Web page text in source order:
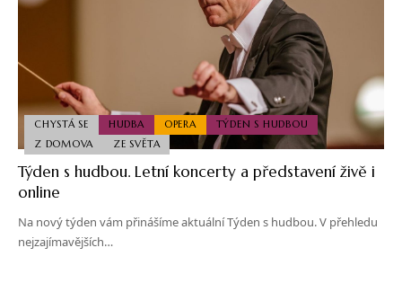
CHYSTÁ SE HUDBA OPERA
TÝDEN S HUDBOU
Z DOMOVA
ZE SVĚTA
Týden s hudbou. Letní koncerty a představení živě i
online
Na nový týden vám přinášíme aktuální Týden s hudbou. V přehledu
nejzajímavějších…